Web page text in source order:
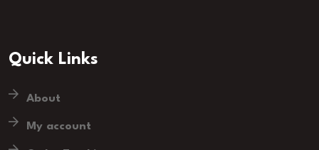
Quick Links
About
My account